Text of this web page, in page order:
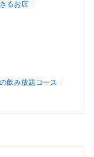
るお店
飲み放題コース